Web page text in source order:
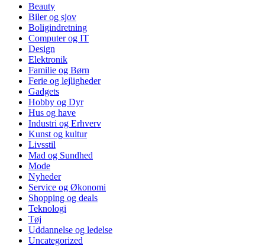
Beauty
Biler og sjov
Boligindretning
Computer og IT
Design
Elektronik
Familie og Børn
Ferie og lejligheder
Gadgets
Hobby og Dyr
Hus og have
Industri og Erhverv
Kunst og kultur
Livsstil
Mad og Sundhed
Mode
Nyheder
Service og Økonomi
Shopping og deals
Teknologi
Tøj
Uddannelse og ledelse
Uncategorized